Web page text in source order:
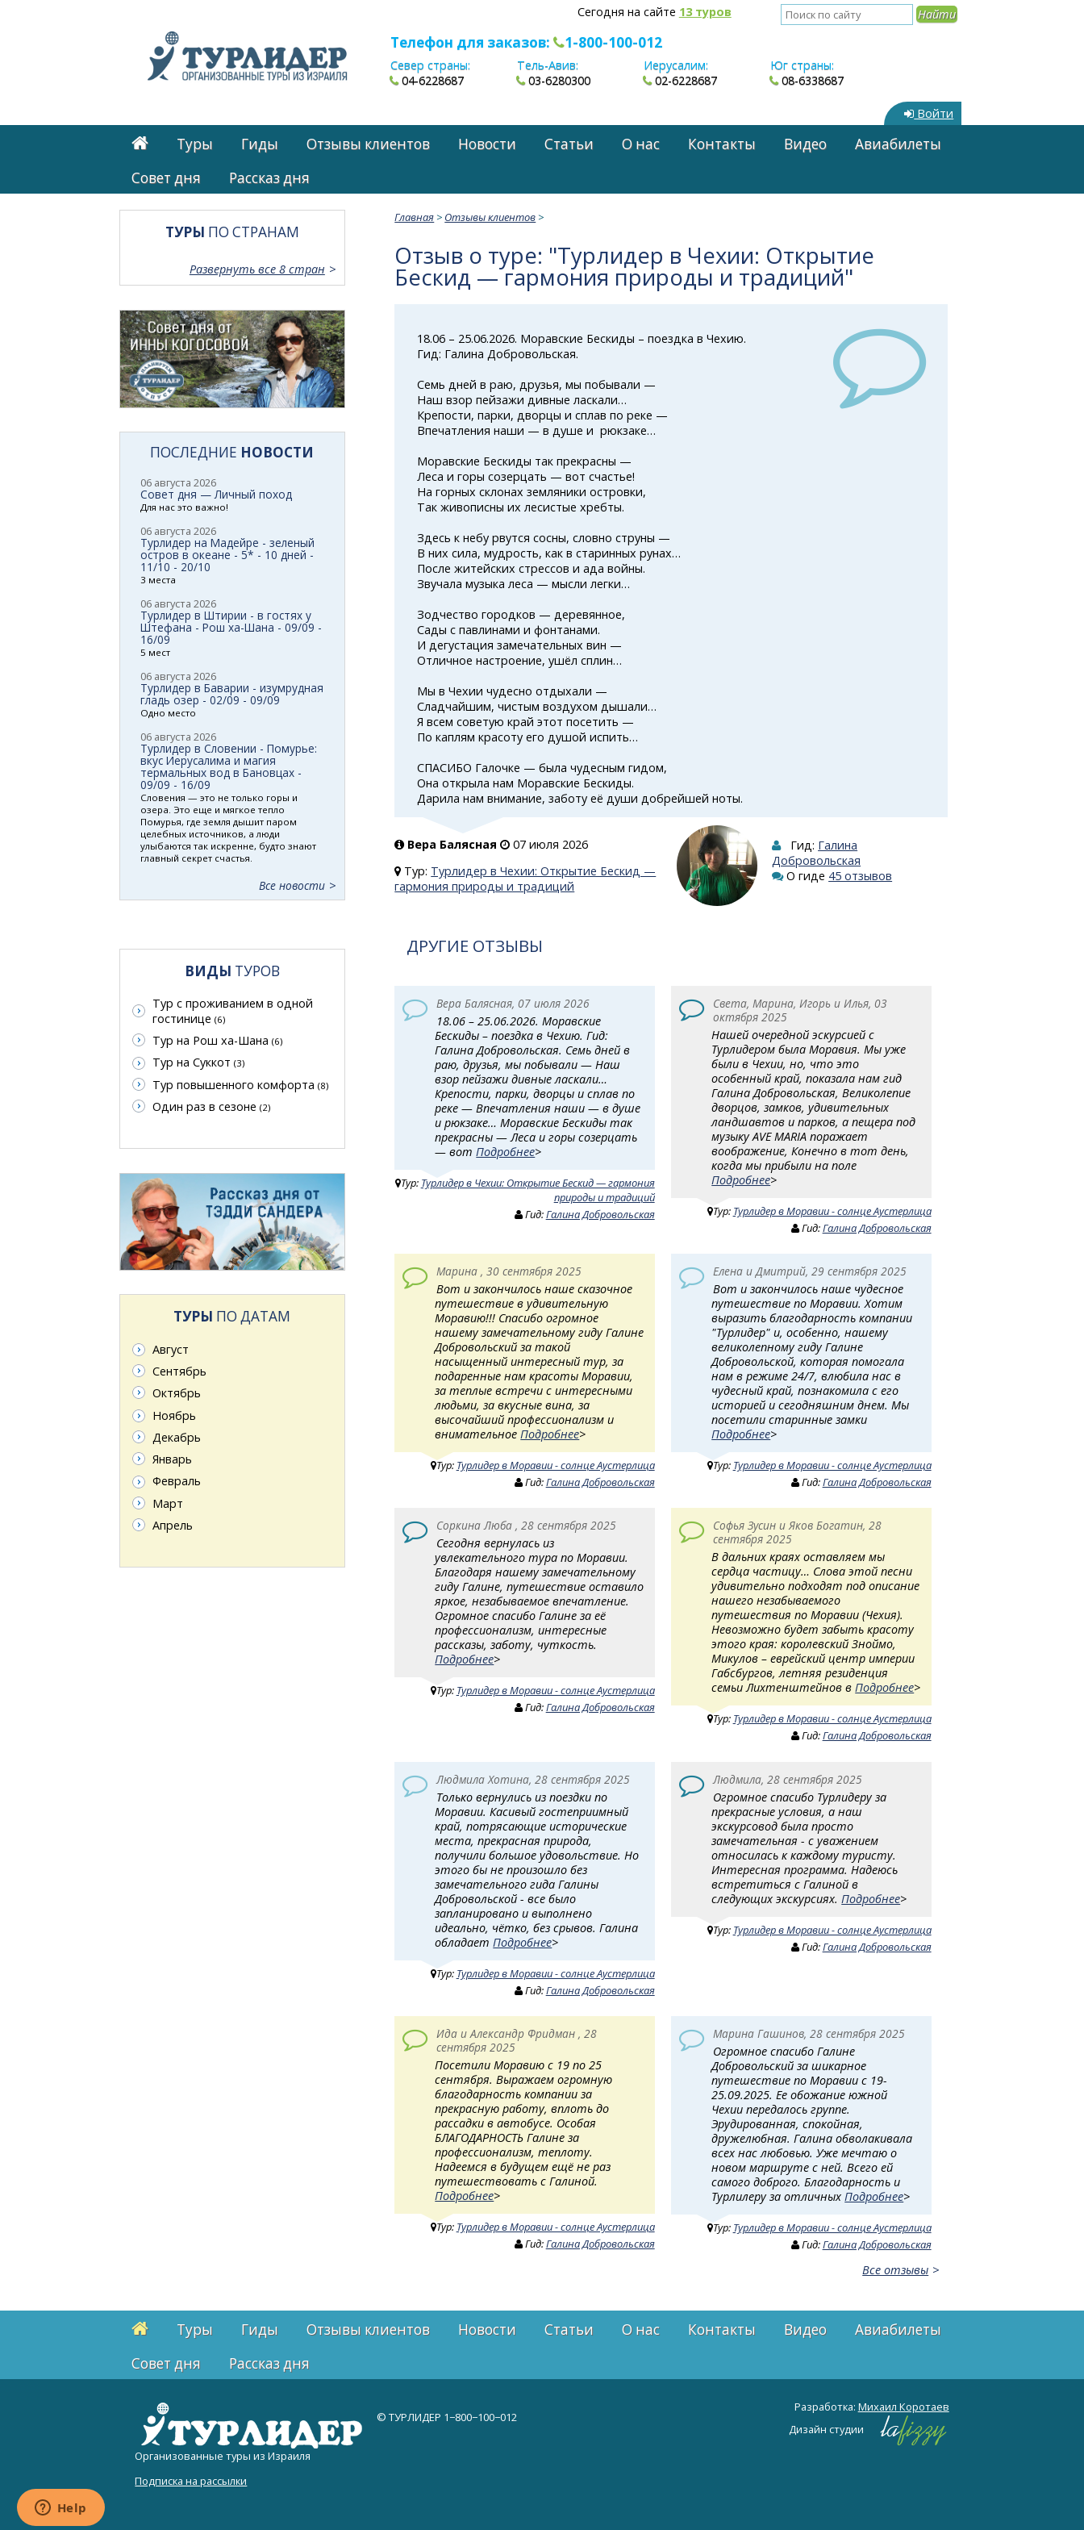
Сегодня на сайте 13 туров
Телефон для заказов: 1-800-100-012
Север страны:
04-6228687
Тель-Авив:
03-6280300
Иерусалим:
02-6228687
Юг страны:
08-6338687
Войти
Туры Гиды Отзывы клиентов Новости Статьи О нас Контакты Видео
Авиабилеты
Cовет дня
Рассказ дня
Главная > Отзывы клиентов >
Отзыв о туре: "Турлидер в Чехии: Открытие
Бескид — гармония природы и традиций"
18.06 – 25.06.2026. Моравские Бескиды – поездка в Чехию.
Гид: Галина Добровольская.
Семь дней в раю, друзья, мы побывали —
Наш взор пейзажи дивные ласкали…
Крепости, парки, дворцы и сплав по реке —
Впечатления наши — в душе и рюкзаке…
Моравские Бескиды так прекрасны —
Леса и горы созерцать — вот счастье!
На горных склонах земляники островки,
Так живописны их лесистые хребты.
Здесь к небу рвутся сосны, словно струны —
В них сила, мудрость, как в старинных рунах…
После житейских стрессов и ада войны.
Звучала музыка леса — мысли легки…
Зодчество городков — деревянное,
Сады с павлинами и фонтанами.
И дегустация замечательных вин —
Отличное настроение, ушёл сплин…
Мы в Чехии чудесно отдыхали —
Сладчайшим, чистым воздухом дышали…
Я всем советую край этот посетить —
По каплям красоту его душой испить…
СПАСИБО Галочке — была чудесным гидом,
Она открыла нам Моравские Бескиды.
Дарила нам внимание, заботу её души добрейшей ноты.
Вера Балясная
07 июля 2026
Тур: Турлидер в Чехии: Открытие Бескид —
гармония природы и традиций
Гид: Галина
Добровольская
О гиде 45 отзывов
ДРУГИЕ ОТЗЫВЫ
Вера Балясная, 07 июля 2026
18.06 – 25.06.2026. Моравские
Бескиды – поездка в Чехию. Гид:
Галина Добровольская. Семь дней в
раю, друзья, мы побывали — Наш
взор пейзажи дивные ласкали…
Крепости, парки, дворцы и сплав по
реке — Впечатления наши — в душе
и рюкзаке… Моравские Бескиды так
прекрасны — Леса и горы созерцать
— вот Подробнее>
Тур: Турлидер в Чехии: Открытие Бескид — гармония
природы и традиций
Гид:Галина Добровольская
Света, Марина, Игорь и Илья, 03
октября 2025
Нашей очередной эскурсией с
Турлидером была Моравия. Мы уже
были в Чехии, но, что это
особенный край, показала нам гид
Галина Добровольская, Великолепие
дворцов, замков, удивительных
ландшавтов и парков, а пещера под
музыку AVE MARIA поражает
воображение, Конечно в тот день,
когда мы прибыли на поле
Подробнее>
Тур: Турлидер в Моравии - солнце Аустерлица
Гид:Галина Добровольская
Марина , 30 сентября 2025
Вот и закончилось наше сказочное
путешествие в удивительную
Моравию!!! Спасибо огромное
нашему замечательному гиду Галине
Добровольский за такой
насыщенный интересный тур, за
подаренные нам красоты Моравии,
за теплые встречи с интересными
людьми, за вкусные вина, за
высочайший профессионализм и
внимательноеПодробнее>
Тур: Турлидер в Моравии - солнце Аустерлица
Гид:Галина Добровольская
Елена и Дмитрий, 29 сентября 2025
Вот и закончилось наше чудесное
путешествие по Моравии. Хотим
выразить благодарность компании
"Турлидер" и, особенно, нашему
великолепному гиду Галине
Добровольской, которая помогала
нам в режиме 24/7, влюбила нас в
чудесный край, познакомила с его
историей и сегодняшним днем. Мы
посетили старинные замки
Подробнее>
Тур: Турлидер в Моравии - солнце Аустерлица
Гид:Галина Добровольская
Соркина Люба , 28 сентября 2025
Сегодня вернулась из
увлекательного тура по Моравии.
Благодаря нашему замечательному
гиду Галине, путешествие оставило
яркое, незабываемое впечатление.
Огромное спасибо Галине за её
профессионализм, интересные
рассказы, заботу, чуткость.
Подробнее>
Тур: Турлидер в Моравии - солнце Аустерлица
Гид:Галина Добровольская
Софья Зусин и Яков Богатин, 28
сентября 2025
В дальних краях оставляем мы
сердца частицу… Слова этой песни
удивительно подходят под описание
нашего незабываемого
путешествия по Моравии (Чехия).
Невозможно будет забыть красоту
этого края: королевский Зноймо,
Микулов – еврейский центр империи
Габсбургов, летняя резиденция
семьи Лихтенштейнов вПодробнее>
Тур: Турлидер в Моравии - солнце Аустерлица
Гид:Галина Добровольская
Людмила Хотина, 28 сентября 2025
Только вернулись из поездки по
Моравии. Касивый гостеприимный
край, потрясающие исторические
места, прекрасная природа,
получили большое удовольствие. Но
этого бы не произошло без
замечательного гида Галины
Добровольской - все было
запланировано и выполнено
идеально, чётко, без срывов. Галина
обладает Подробнее>
Тур: Турлидер в Моравии - солнце Аустерлица
Гид:Галина Добровольская
Людмила, 28 сентября 2025
Огромное спасибо Турлидеру за
прекрасные условия, а наш
экскурсовод была просто
замечательная - с уважением
относилась к каждому туристу.
Интересная программа. Надеюсь
встретиться с Галиной в
следующих экскурсиях. Подробнее>
Тур: Турлидер в Моравии - солнце Аустерлица
Гид:Галина Добровольская
Ида и Александр Фридман , 28
сентября 2025
Посетили Моравию с 19 по 25
сентября. Выражаем огромную
благодарность компании за
прекрасную работу, вплоть до
рассадки в автобусе. Особая
БЛАГОДАРНОСТЬ Галине за
профессионализм, теплоту.
Надеемся в будущем ещё не раз
путешествовать с Галиной.
Подробнее>
Тур: Турлидер в Моравии - солнце Аустерлица
Гид:Галина Добровольская
Марина Гашинов, 28 сентября 2025
Огромное спасибо Галине
Добровольский за шикарное
путешествие по Моравии с 19-
25.09.2025. Ее обожание южной
Чехии передалось группе.
Эрудированная, спокойная,
дружелюбная. Галина обволакивала
всех нас любовью. Уже мечтаю о
новом маршруте с ней. Всего ей
самого доброго. Благодарность и
Турлилеру за отличныхПодробнее>
Тур: Турлидер в Моравии - солнце Аустерлица
Гид:Галина Добровольская
Все отзывы
ТУРЫ ПО СТРАНАМ
Развернуть все 8 стран
ПОСЛЕДНИЕ НОВОСТИ
06 августа 2026
Совет дня — Личный поход
Для нас это важно!
06 августа 2026
Турлидер на Мадейре - зеленый
остров в океане - 5* - 10 дней -
11/10 - 20/10
3 места
06 августа 2026
Турлидер в Штирии - в гостях у
Штефана - Рош ха-Шана - 09/09 -
16/09
5 мест
06 августа 2026
Турлидер в Баварии - изумрудная
гладь озер - 02/09 - 09/09
Одно место
06 августа 2026
Турлидер в Словении - Помурье:
вкус Иерусалима и магия
термальных вод в Бановцах -
09/09 - 16/09
Словения — это не только горы и
озера. Это еще и мягкое тепло
Помурья, где земля дышит паром
целебных источников, а люди
улыбаются так искренне, будто знают
главный секрет счастья.
Все новости
ВИДЫ ТУРОВ
Тур с проживанием в одной
гостинице (6)
Тур на Рош ха-Шана (6)
Тур на Суккот (3)
Тур повышенного комфорта (8)
Один раз в сезоне (2)
ТУРЫ ПО ДАТАМ
Август
Сентябрь
Октябрь
Ноябрь
Декабрь
Январь
Февраль
Март
Апрель
Туры Гиды Отзывы клиентов Новости Статьи О нас Контакты Видео
Авиабилеты
Cовет дня
Рассказ дня
© ТУРЛИДЕР 1−800−100−012
Организованные туры из Израиля
Подписка на рассылки
Разработка: Михаил Коротаев
Дизайн студии